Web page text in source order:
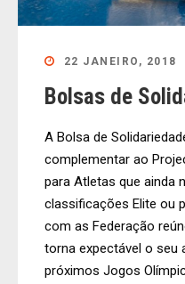
22 JANEIRO, 2018
Bolsas de
A Bolsa de
complementar ao
para Atletas que ainda
classificações Elite ou
com as Federação
torna expectável o seu
próximos Jogos